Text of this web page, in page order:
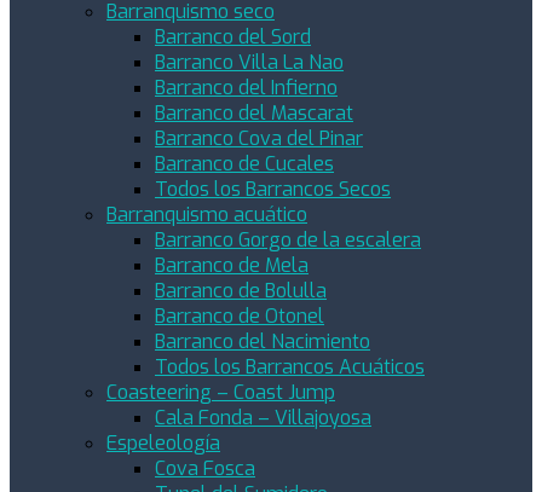
Barranquismo seco
Barranco del Sord
Barranco Villa La Nao
Barranco del Infierno
Barranco del Mascarat
Barranco Cova del Pinar
Barranco de Cucales
Todos los Barrancos Secos
Barranquismo acuático
Barranco Gorgo de la escalera
Barranco de Mela
Barranco de Bolulla
Barranco de Otonel
Barranco del Nacimiento
Todos los Barrancos Acuáticos
Coasteering – Coast Jump
Cala Fonda – Villajoyosa
Espeleología
Cova Fosca